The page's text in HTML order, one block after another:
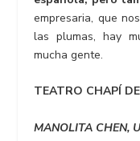
empresaria, que
las plumas, hay
mucha gente.
TEATRO CHAPÍ
MANOLITA CHEN,